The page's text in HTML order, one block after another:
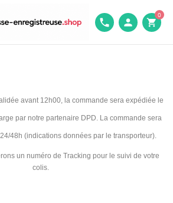
phone person shopping_cart
0
avant 12h00, la commande sera expédiée le
par notre partenaire DPD. La commande sera
48h (indications données par le transporteur).
un numéro de Tracking pour le suivi de votre
colis.